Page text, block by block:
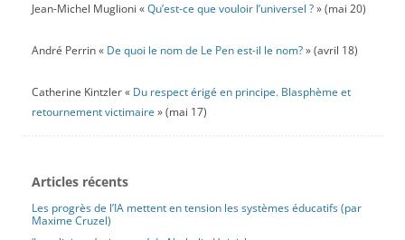
Jean-Michel Muglioni «Qu’est-ce que vouloir l’universel ?» (mai 20)
André Perrin « De quoi le nom de Le Pen est-il le nom?» (avril 18)
Catherine Kintzler « Du respect érigé en principe. Blasphème et
retournement victimaire » (mai 17)
Articles récents
Les progrès de l’IA mettent en tension les systèmes éducatifs (par
Maxime Cruzel)